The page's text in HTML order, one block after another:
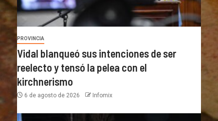
PROVINCIA
Vidal blanqueó sus intenciones de ser
reelecto y tensó la pelea con el
kirchnerismo
6 de agosto de 2026 Infomix